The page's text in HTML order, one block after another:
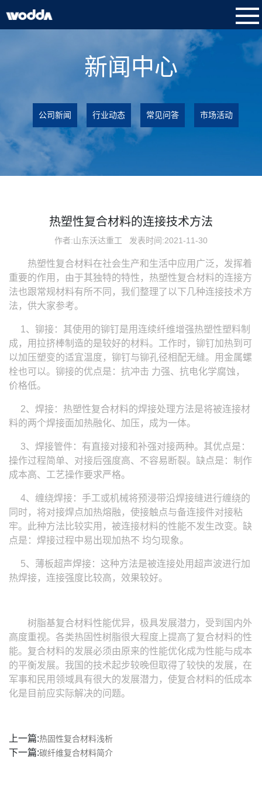
新闻中心
公司新闻 行业动态 常见问答 市场活动
热塑性复合材料的连接技术方法
作者:山东沃达重工 发表时间:2021-11-30
热塑性复合材料在社会生产和生活中应用广泛，发挥着
重要的作用，由于其独特的特性，热塑性复合材料的连接方
法也跟常规材料有所不同，我们整理了以下几种连接技术方
法，供大家参考。
1、铆接：其使用的铆钉是用连续纤维增强热塑性塑料制
成，用拉挤棒制造的是较好的材料。工作时，铆钉加热到可
以加压塑变的适宜温度，铆钉与铆孔径相配无缝。用金属螺
栓也可以。铆接的优点是：抗冲击 力强、抗电化学腐蚀，
价格低。
2、焊接：热塑性复合材料的焊接处理方法是将被连接材
料的两个焊接面加热融化、加压，成为一体。
3、焊接管件：有直接对接和补强对接两种。其优点是：
操作过程简单、对接后强度高、不容易断裂。缺点是：制作
成本高、工艺操作要求严格。
4、缠绕焊接：手工或机械将预浸带沿焊接缝进行缠绕的
同时，将对接焊点加热熔融，使接触点与备连接件对接粘
牢。此种方法比较实用，被连接材料的性能不发生改变。缺
点是：焊接过程中易出现加热不 均匀现象。
5、薄板超声焊接：这种方法是被连接处用超声波进行加
热焊接，连接强度比较高，效果较好。
树脂基复合材料性能优异，极具发展潜力，受到国内外
高度重视。各类热固性树脂很大程度上提高了复合材料的性
能。复合材料的发展必须由原来的性能优化成为性能与成本
的平衡发展。我国的技术起步较晚但取得了较快的发展，在
军事和民用领域具有很大的发展潜力，使复合材料的低成本
化是目前应实际解决的问题。
上一篇:热固性复合材料浅析
下一篇:碳纤维复合材料简介